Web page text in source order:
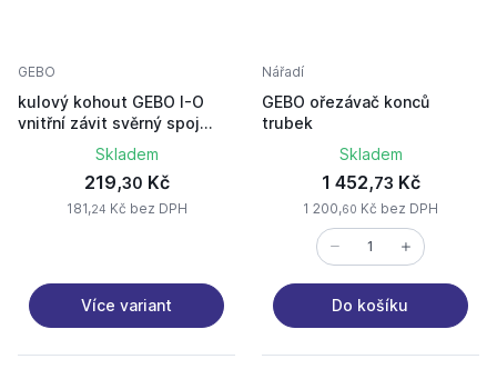
GEBO
kulový kohout GEBO I-O
vnitřní závit svěrný spoj
Skladem
219,30 Kč
181,24 Kč bez DPH
Více variant
Nářadí
GEBO ořezávač konců
trubek
Skladem
1 452,73 Kč
1 200,60 Kč bez DPH
Do košíku